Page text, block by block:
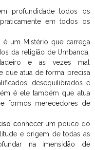
profundidade todos os
em todos os
é um Mistério que carrega
da religião de Umbanda,
e as vezes mal
que atua de forma precisa
desequilibrados e
é ele também que atua
formos merecedores de
conhecer um pouco do
e origem de todas as
na imensidão de